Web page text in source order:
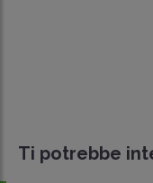
Ti potrebbe